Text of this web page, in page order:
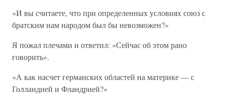
«И вы считаете, что при определенных условиях союз с
братским нам народом был бы невозможен?»
Я пожал плечами и ответил: «Сейчас об этом рано
говорить».
«А как насчет германских областей на материке — с
Голландией и Фландрией?»